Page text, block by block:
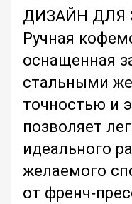
ДИЗАЙН ДЛЯ
Ручная
оснащенная
стальными
точностью и
позволяет
идеального
желаемого
от френч-